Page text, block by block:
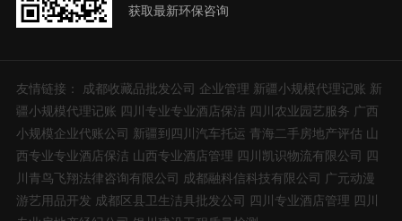
获取最新环保咨询
友情链接： 成都收藏品批发公司 企业管理 新疆小规模代理记账 新
疆小规模代理记账 四川专业专业酒店保洁 四川农业园艺服务 广西
小规模企业代账公司 新疆到四川汽车托运 青海二手房地产评估 山
西专业专业酒店保洁 山西专业酒店管理 四川凯识物流有限公司 四
川青鸟飞翔法律咨询有限公司 成都融科信科技有限公司 广元动漫
游艺用品开发 成都区县卫生洁具批发公司 四川专业酒店管理 四川